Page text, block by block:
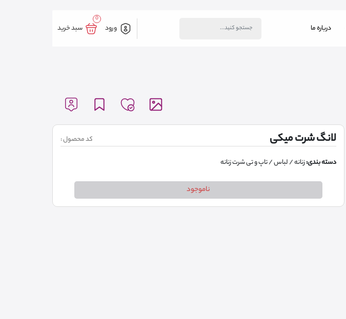
درباره ما ورود
0
سبد خرید
لانگ شرت میکی کد محصول :
دسته بندی:زنانه/ لباس/ تاپ و تی شرت زنانه
ناموجود